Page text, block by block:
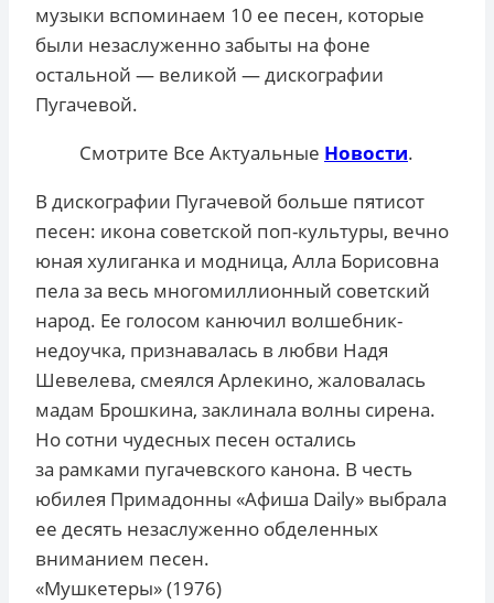
музыки вспоминаем 10 ее песен, которые
были незаслуженно забыты на фоне
остальной — великой — дискографии
Пугачевой.
Смотрите Все Актуальные Новости.
В дискографии Пугачевой больше пятисот
песен: икона советской поп-культуры, вечно
юная хулиганка и модница, Алла Борисовна
пела за весь многомиллионный советский
народ. Ее голосом канючил волшебник-
недоучка, признавалась в любви Надя
Шевелева, смеялся Арлекино, жаловалась
мадам Брошкина, заклинала волны сирена.
Но сотни чудесных песен остались
за рамками пугачевского канона. В честь
юбилея Примадонны «Афиша Daily» выбрала
ее десять незаслуженно обделенных
вниманием песен.
«Мушкетеры» (1976)